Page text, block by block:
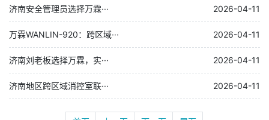
济南安全管理员选择万霖··· 2026-04-11
万霖WANLIN-920：跨区域··· 2026-04-11
济南刘老板选择万霖，实··· 2026-04-11
济南地区跨区域消控室联··· 2026-04-11